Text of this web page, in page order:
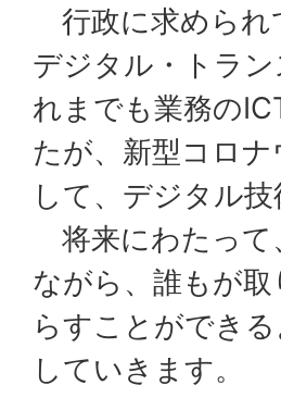
行政に求められ
デジタル・トラ
れまでも業務の
たが、新型コロ
して、デジタル
将来にわたって
ながら、誰もが
らすことができ
していきます。